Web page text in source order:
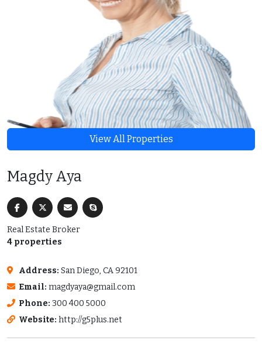
View All Properties
Magdy Aya
Real Estate Broker
4 properties
Address: San Diego, CA 92101
Email: magdyaya@gmail.com
Phone: 300 400 5000
Website: http://g5plus.net